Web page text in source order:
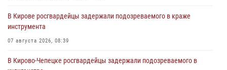
В Кирове росгвардейцы задержали подозреваемого в краже
инструмента
07 августа 2026, 08:39
В Кирово-Чепецке росгвардейцы задержали подозреваемого в